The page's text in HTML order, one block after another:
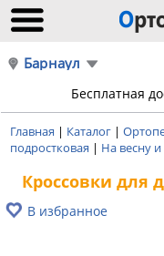
Барнаул
Бесплатная
Главная | Каталог |
подростковая | На весну
Кроссовки для
В избранное